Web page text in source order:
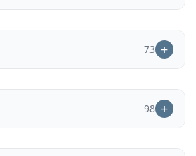
73
98